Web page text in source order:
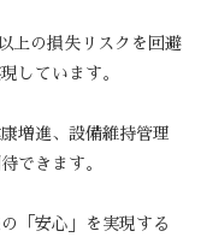
上の損失リスクを回避
しています。
増進、設備維持管理
できます。
「安心」を実現する